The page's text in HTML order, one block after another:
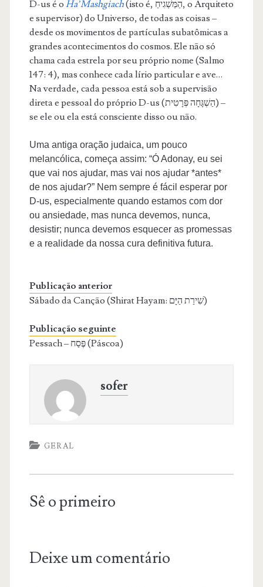
D-us é o Ha’Mashgiach(isto é, הַמַּשְׁגִיחַ, o Arquiteto
e supervisor) do Universo, de todas as coisas –
desde os movimentos de partículas subatômicas a
grandes acontecimentos do cosmos. Ele não só
chama cada estrela por seu próprio nome (Salmo
147: 4), mas conhece cada lírio particular e ave…
Na verdade, cada pessoa está sob a supervisão
direta e pessoal do próprio D-us (הַשְׁגָּחָה פְּרָטִית) –
se ele ou ela está consciente disso ou não.
Uma antiga oração judaica, um pouco
melancólica, começa assim: “Ó Adonay, eu sei
que vai nos ajudar, mas vai nos ajudar *antes*
de nos ajudar?” Nem sempre é fácil esperar por
D-us, especialmente quando estamos com dor
ou ansiedade, mas nunca devemos, nunca,
desistir; nunca devemos esquecer as promessas
e a realidade da nossa cura definitiva futura.
Publicação anterior
Sábado da Canção (Shirat Hayam: שִׁירַת הַיָּם)
Publicação seguinte
Pessach – פֶּסַח (Páscoa)
sofer
GERAL
Sê o primeiro
Deixe um comentário